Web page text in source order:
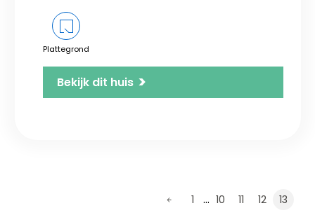
Plattegrond
Bekijk dit huis >
1 … 10 11 12 13